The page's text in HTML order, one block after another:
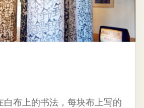
白布上的书法，每块布上写的